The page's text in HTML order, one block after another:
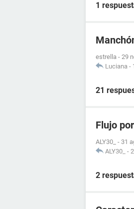
1
estrella - 29
Luciana -
21
Flujo
ALY30_ - 31
ALY30_ -
2